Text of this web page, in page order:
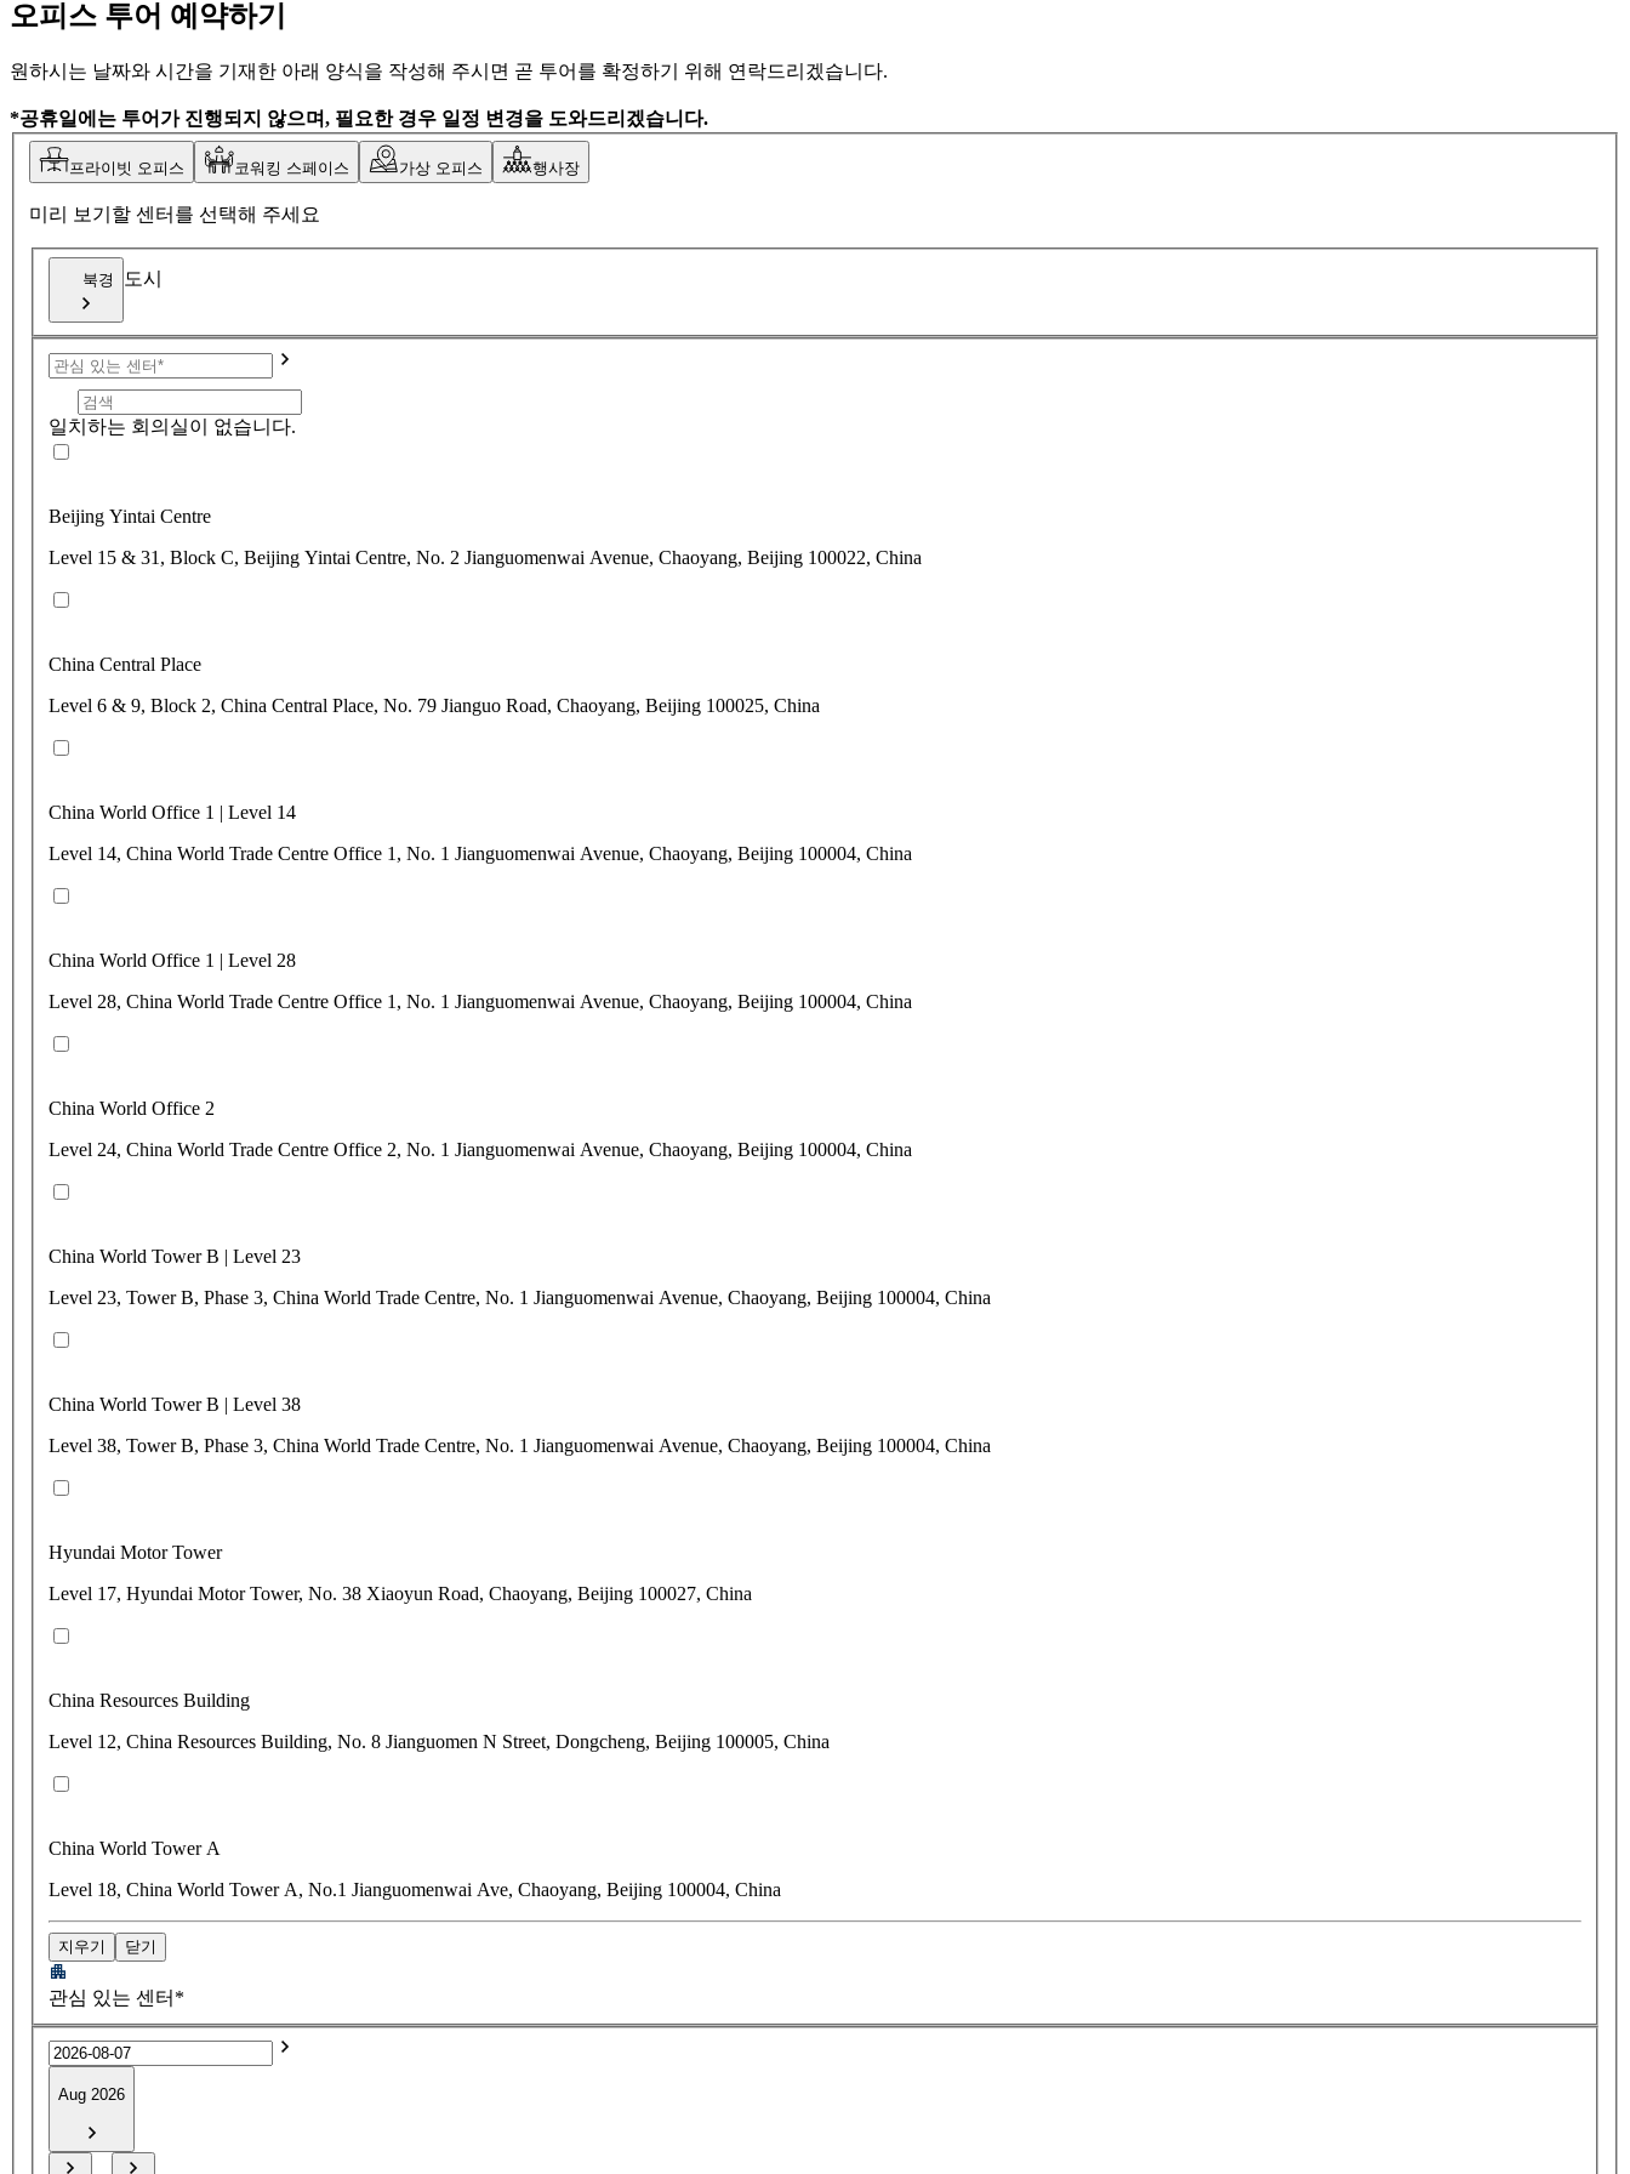
오피스 투어 예약하기
원하시는 날짜와 시간을 기재한 아래 양식을 작성해 주시면 곧 투어를 확정하기 위해 연락드리겠습니다.
*공휴일에는 투어가 진행되지 않으며, 필요한 경우 일정 변경을 도와드리겠습니다.
프라이빗 오피스 코워킹 스페이스 가상 오피스 행사장
미리 보기할 센터를 선택해 주세요
북경 도시
일치하는 회의실이 없습니다.
Beijing Yintai Centre
Level 15 & 31, Block C, Beijing Yintai Centre, No. 2 Jianguomenwai Avenue, Chaoyang, Beijing 100022, China
China Central Place
Level 6 & 9, Block 2, China Central Place, No. 79 Jianguo Road, Chaoyang, Beijing 100025, China
China World Office 1 | Level 14
Level 14, China World Trade Centre Office 1, No. 1 Jianguomenwai Avenue, Chaoyang, Beijing 100004, China
China World Office 1 | Level 28
Level 28, China World Trade Centre Office 1, No. 1 Jianguomenwai Avenue, Chaoyang, Beijing 100004, China
China World Office 2
Level 24, China World Trade Centre Office 2, No. 1 Jianguomenwai Avenue, Chaoyang, Beijing 100004, China
China World Tower B | Level 23
Level 23, Tower B, Phase 3, China World Trade Centre, No. 1 Jianguomenwai Avenue, Chaoyang, Beijing 100004, China
China World Tower B | Level 38
Level 38, Tower B, Phase 3, China World Trade Centre, No. 1 Jianguomenwai Avenue, Chaoyang, Beijing 100004, China
Hyundai Motor Tower
Level 17, Hyundai Motor Tower, No. 38 Xiaoyun Road, Chaoyang, Beijing 100027, China
China Resources Building
Level 12, China Resources Building, No. 8 Jianguomen N Street, Dongcheng, Beijing 100005, China
China World Tower A
Level 18, China World Tower A, No.1 Jianguomenwai Ave, Chaoyang, Beijing 100004, China
지우기 닫기
관심 있는 센터*
Aug 2026